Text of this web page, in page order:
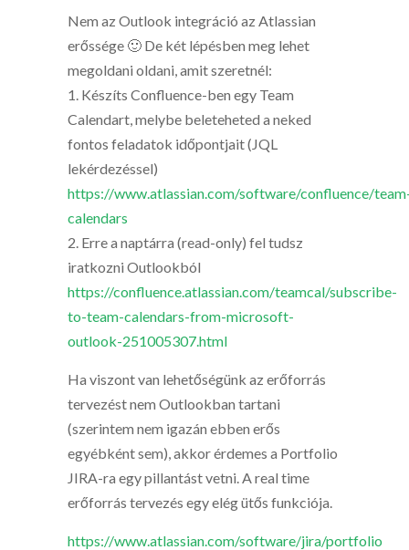
Nem az Outlook integráció az Atlassian
erőssége 🙂 De két lépésben meg lehet
megoldani oldani, amit szeretnél:
1. Készíts Confluence-ben egy Team
Calendart, melybe beleteheted a neked
fontos feladatok időpontjait (JQL
lekérdezéssel)
https://www.atlassian.com/software/confluence/
calendars
2. Erre a naptárra (read-only) fel tudsz
iratkozni Outlookból
https://confluence.atlassian.com/teamcal/subscribe-
to-team-calendars-from-microsoft-
outlook-251005307.html
Ha viszont van lehetőségünk az erőforrás
tervezést nem Outlookban tartani
(szerintem nem igazán ebben erős
egyébként sem), akkor érdemes a Portfolio
JIRA-ra egy pillantást vetni. A real time
erőforrás tervezés egy elég ütős funkciója.
https://www.atlassian.com/software/jira/portfolio